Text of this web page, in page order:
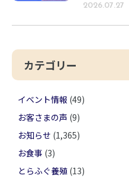
2026.07.27
カテゴリー
イベント情報 (49)
お客さまの声 (9)
お知らせ (1,365)
お食事 (3)
とらふぐ養殖 (13)